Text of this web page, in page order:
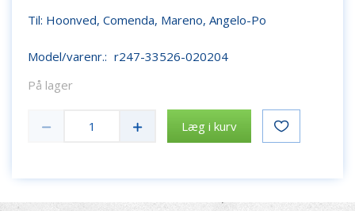
Til: Hoonved, Comenda, Mareno, Angelo-Po
Model/varenr.: r247-33526-020204
På lager
Læg i kurv